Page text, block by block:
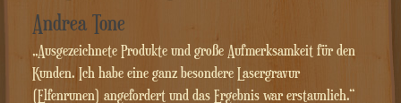
Andrea Tone
„Ausgezeichnete Produkte und große Aufmerksamkeit für den
Kunden. Ich habe eine ganz besondere Lasergravur
(Elfenrunen) angefordert und das Ergebnis war erstaunlich.“